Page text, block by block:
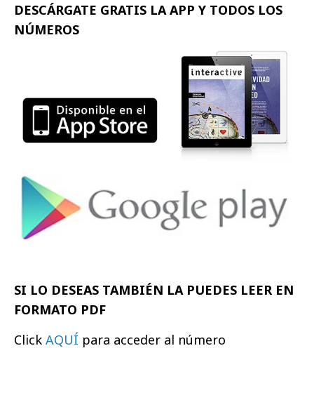
DESCÁRGATE GRATIS LA APP Y TODOS LOS
NÚMEROS
SI LO DESEAS TAMBIÉN LA PUEDES LEER EN
FORMATO PDF
Click AQUÍ para acceder al número